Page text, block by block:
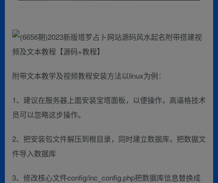
附带文本教学及视频教程安装方法以linux为例：
1、建议在服务器上面安装宝塔面板，以便操作，高逼格技术
员可以忽略这步操作。
2、把安装包文件解压到根目录，同时建立数据库，把数据文
件导入数据库
3、修改核心文件config/inc_config.php把数据库信息替换成